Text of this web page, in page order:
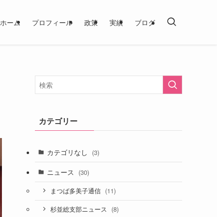
ホーム プロフィール 政策 実績 ブログ
カテゴリー
カテゴリなし (3)
ニュース (30)
まつば多美子通信 (11)
杉並総支部ニュース (8)